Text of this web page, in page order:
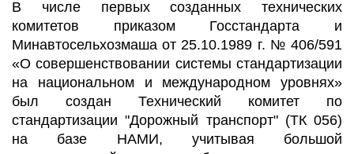
В числе первых созданных технических
комитетов приказом Госстандарта и
Минавтосельхозмаша от 25.10.1989 г. № 406/591
«О совершенствовании системы стандартизации
на национальном и международном уровнях»
был создан Технический комитет по
стандартизации "Дорожный транспорт" (ТК 056)
на базе НАМИ, учитывая большой